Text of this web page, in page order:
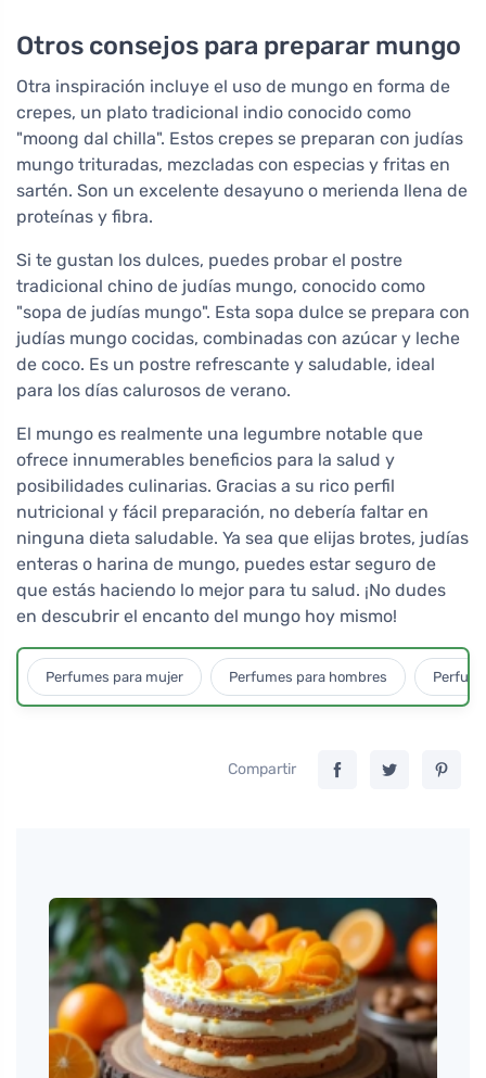
Otros consejos para preparar mungo
Otra inspiración incluye el uso de mungo en forma de
crepes, un plato tradicional indio conocido como
"moong dal chilla". Estos crepes se preparan con judías
mungo trituradas, mezcladas con especias y fritas en
sartén. Son un excelente desayuno o merienda llena de
proteínas y fibra.
Si te gustan los dulces, puedes probar el postre
tradicional chino de judías mungo, conocido como
"sopa de judías mungo". Esta sopa dulce se prepara con
judías mungo cocidas, combinadas con azúcar y leche
de coco. Es un postre refrescante y saludable, ideal
para los días calurosos de verano.
El mungo es realmente una legumbre notable que
ofrece innumerables beneficios para la salud y
posibilidades culinarias. Gracias a su rico perfil
nutricional y fácil preparación, no debería faltar en
ninguna dieta saludable. Ya sea que elijas brotes, judías
enteras o harina de mungo, puedes estar seguro de
que estás haciendo lo mejor para tu salud. ¡No dudes
en descubrir el encanto del mungo hoy mismo!
Perfumes para mujer Perfumes para hombres
Compartir